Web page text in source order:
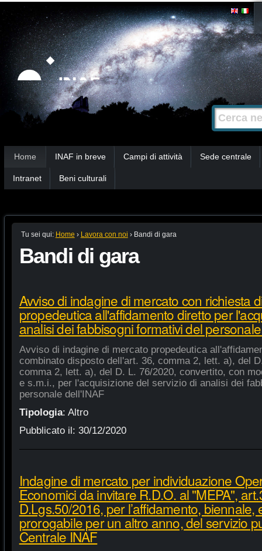
Strumenti
personali
Salta
contenuti.
|
Salta
alla
navigazione
Cerca nel
Ricerca
avanzata…
Home INAF in breve Campi di attività Sede centrale
Intranet Beni culturali
Tu sei qui: Home › Lavora con noi › Bandi di gara
Bandi di gara
Avviso di indagine di mercato con richiesta
propedeutica all'affidamento diretto per
analisi dei fabbisogni formativi del
Avviso di indagine di mercato propedeutica
combinato disposto dell'art. 36, comma 2, lett. a), del
comma 2, lett. a), del D. L. 76/2020, convertito, con
e s.m.i., per l'acquisizione del servizio di analisi dei
personale dell'INAF
Tipologia: Altro
Pubblicato il: 30/12/2020
Indagine di mercato per individuazione
Economici da invitare R.D.O. al "MEPA",
D.Lgs.50/2016, per l’affidamento, biennale,
prorogabile per un altro anno, del servizio
Centrale INAF